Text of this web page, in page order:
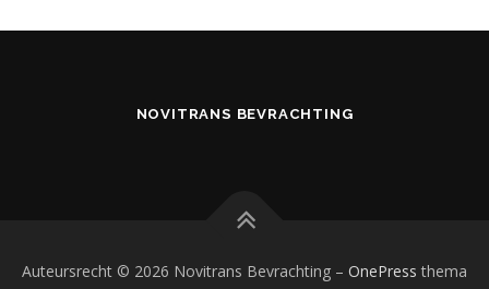
NOVITRANS BEVRACHTING
Auteursrecht © 2026 Novitrans Bevrachting – OnePress thema